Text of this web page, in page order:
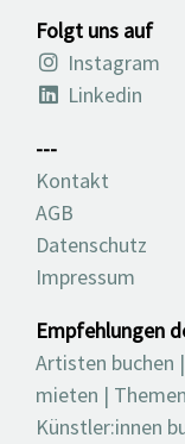
Folgt uns auf
Instagram
Linkedin
---
Kontakt
AGB
Datenschutz
Impressum
Empfehlungen
Artisten buchen |
mieten |
Künstler:innen